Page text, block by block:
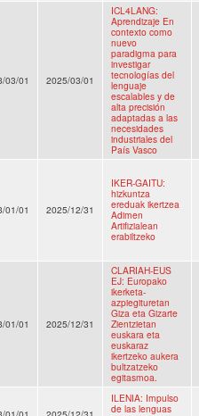
03/01 2025/03/01
ICL4LANG:
Aprendizaje En
contexto como
nuevo
paradigma para
investigar
tecnologías del
lenguaje
escalables y de
alta precisión
adaptadas a las
necesidades
industriales del
País Vasco
01/01 2025/12/31
IKER-GAITU:
hizkuntza
ereduak ikertzea
Adimen
Artifizialean
erabiltzeko
01/01 2025/12/31
CLARIAH-EUS
EJ: Europako
ikerketa-
azpiegituretan
Giza eta Gizarte
Zientzietan
euskara eta
euskaraz
ikertzeko aukera
bultzatzeko
egitasmoa.
ILENIA: Impulso
de las lenguas